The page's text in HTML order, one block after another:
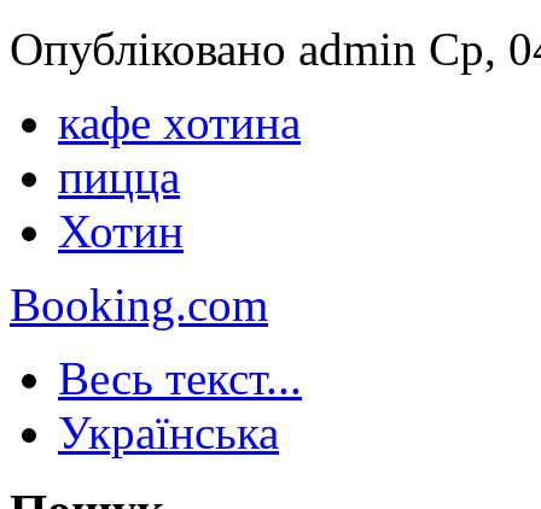
Опубліковано admin Ср,
кафе хотина
пицца
Хотин
Booking.com
Весь текст...
Українська